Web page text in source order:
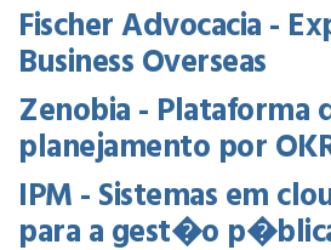
Fischer Advocacia -
Business Overseas
Zenobia -
planejamento por
IPM - Sistemas em
para a gest�o